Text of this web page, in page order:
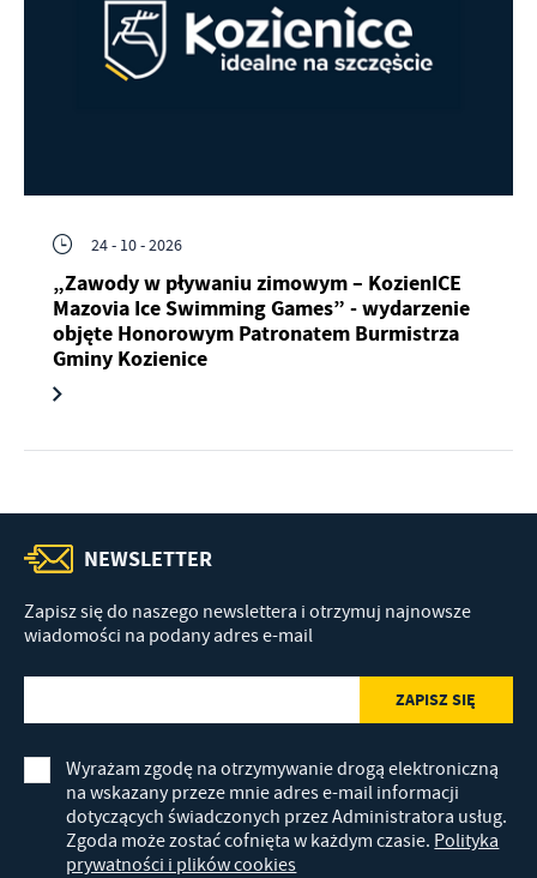
24 - 10 - 2026
„Zawody w pływaniu zimowym – KozienICE
Mazovia Ice Swimming Games” - wydarzenie
objęte Honorowym Patronatem Burmistrza
Gminy Kozienice
NEWSLETTER
Zapisz się do naszego newslettera i otrzymuj najnowsze
wiadomości na podany adres e-mail
Wyrażam zgodę na otrzymywanie drogą elektroniczną
na wskazany przeze mnie adres e-mail informacji
dotyczących świadczonych przez Administratora usług.
Zgoda może zostać cofnięta w każdym czasie. Polityka
prywatności i plików cookies